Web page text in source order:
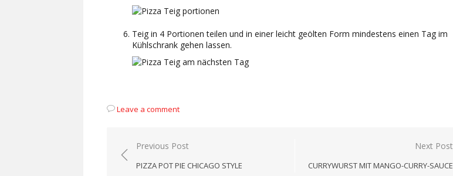
Teig in 4 Portionen teilen und in einer leicht geölten Form mindestens einen Tag im
Kühlschrank gehen lassen.
Leave a comment
Beitragsnavigation
Previous Post
PIZZA POT PIE CHICAGO STYLE
Next Post
CURRYWURST MIT MANGO-CURRY-SAUCE